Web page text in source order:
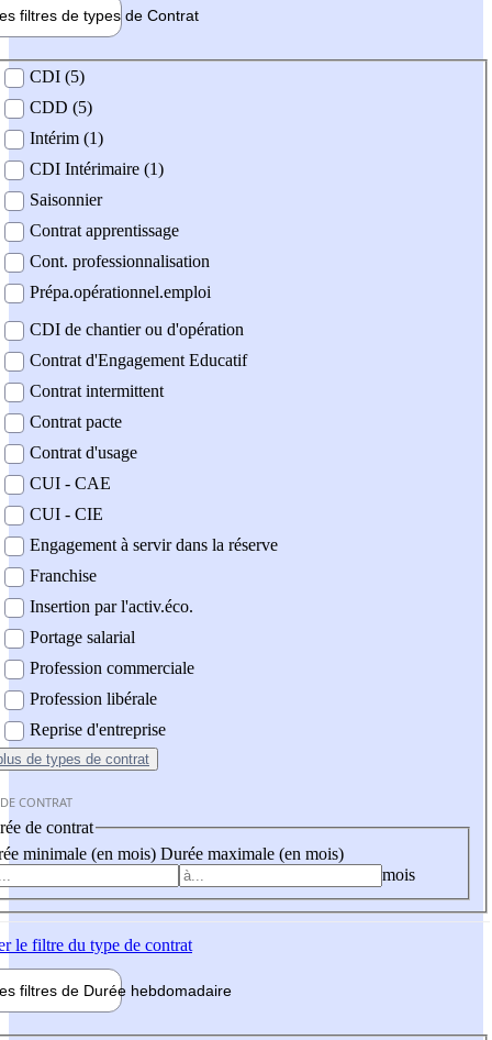
filtres de types de Contrat
contrat
CDI (5)
CDD (5)
Intérim (1)
CDI Intérimaire (1)
Saisonnier
Contrat apprentissage
Cont. professionnalisation
Prépa.opérationnel.emploi
CDI de chantier ou d'opération
Contrat d'Engagement Educatif
Contrat intermittent
Contrat pacte
Contrat d'usage
CUI - CAE
CUI - CIE
Engagement à servir dans la réserve
Franchise
Insertion par l'activ.éco.
Portage salarial
Profession commerciale
Profession libérale
Reprise d'entreprise
de types de contrat
CONTRAT
de contrat
minimale (en mois) Durée maximale (en mois)
mois
le filtre du type de contrat
filtres de Durée hebdomadaire